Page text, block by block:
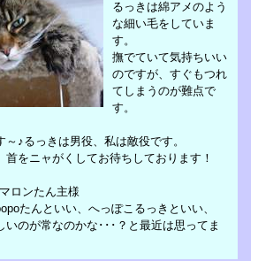
るっきは綿アメのよう
な細い毛をしていま
す。
撫でていて気持ちいい
のですが、すぐもつれ
てしまうのが難点で
す。
♪るっきは男役、私は敵役です。
首をニャがくしてお待ちしております！
ロンたん主様
たんといい、へっぽこるっきといい、
いのが常なのかな･･･？と最近は思ってま